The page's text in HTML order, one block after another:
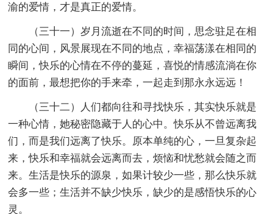
渝的爱情，才是真正的爱情。
（三十一）岁月流逝在不同的时间，思念驻足在相
同的心间，风景展现在不同的地点，幸福荡漾在相同的
瞬间，快乐的心情在不停的蔓延，喜悦的情感流淌在你
的面前，最想把你的手来牵，一起走到那永永远远！
（三十二）人们都向往和寻找快乐，其实快乐就是
一种心情，她秘密隐藏于人的心中。快乐从不曾远离我
们，而是我们远离了快乐。原本单纯的心，一旦复杂起
来，快乐和幸福就会远离而去，烦恼和忧愁就会随之而
来。生活是快乐的源泉，如果计较少一些，那么快乐就
会多一些；生活并不缺少快乐，缺少的是感悟快乐的心
灵。